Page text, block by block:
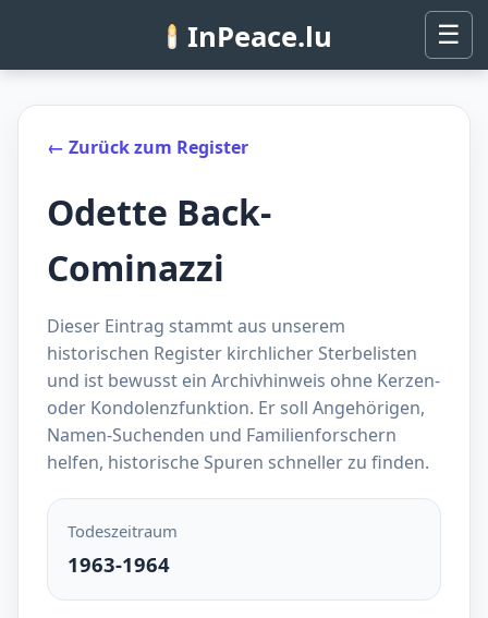
InPeace.lu ☰
← Zurück zum Register
Odette Back-
Cominazzi
Dieser Eintrag stammt aus unserem
historischen Register kirchlicher Sterbelisten
und ist bewusst ein Archivhinweis ohne Kerzen-
oder Kondolenzfunktion. Er soll Angehörigen,
Namen-Suchenden und Familienforschern
helfen, historische Spuren schneller zu finden.
Todeszeitraum
1963-1964